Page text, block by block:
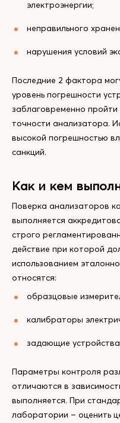
электроэнергии;
неправильного
нарушения условий
Последние 2 фактора
уровень погрешности
заблаговременно пройти
точности анализатора.
высокой погрешностью
санкций.
Как и кем
Поверка анализаторов
выполняется
строго
действие при которой
использованием
относятся:
образцовые
калибраторы
задающие
Параметры контроля
отличаются в
выполняется. При
лаборатории – оценить